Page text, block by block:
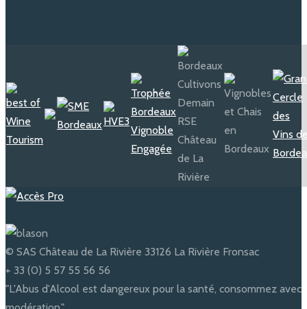
© SAS Château de La Rivière 33126 La Rivière Fronsac
+ 33 (0) 5 57 55 56 56
"L'Abus d'Alcool est dangereux pour la santé, consommez avec